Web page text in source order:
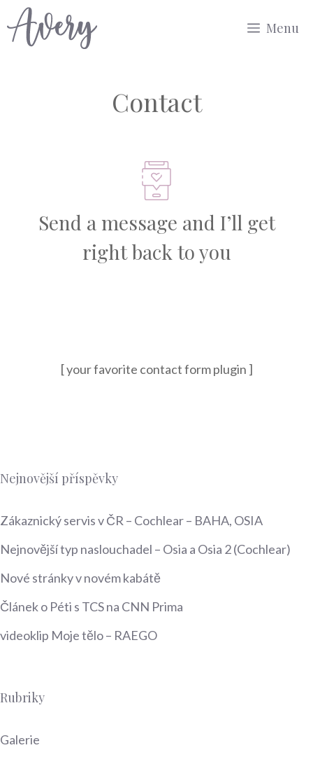
Přeskočit
na
Menu
Contact
Send a message and I’ll get
right back to you
[ your favorite contact form plugin ]
Nejnovější příspěvky
Zákaznický servis v ČR – Cochlear – BAHA, OSIA
Nejnovější typ naslouchadel – Osia a Osia 2 (Cochlear)
Nové stránky v novém kabátě
Článek o Péti s TCS na CNN Prima
videoklip Moje tělo – RAEGO
Rubriky
Galerie